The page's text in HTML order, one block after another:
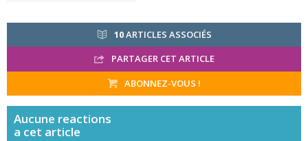
10ARTICLES ASSOCIÉS
PARTAGER CET ARTICLE
ABONNEZ-VOUS !
Aucune reactions
a cet article